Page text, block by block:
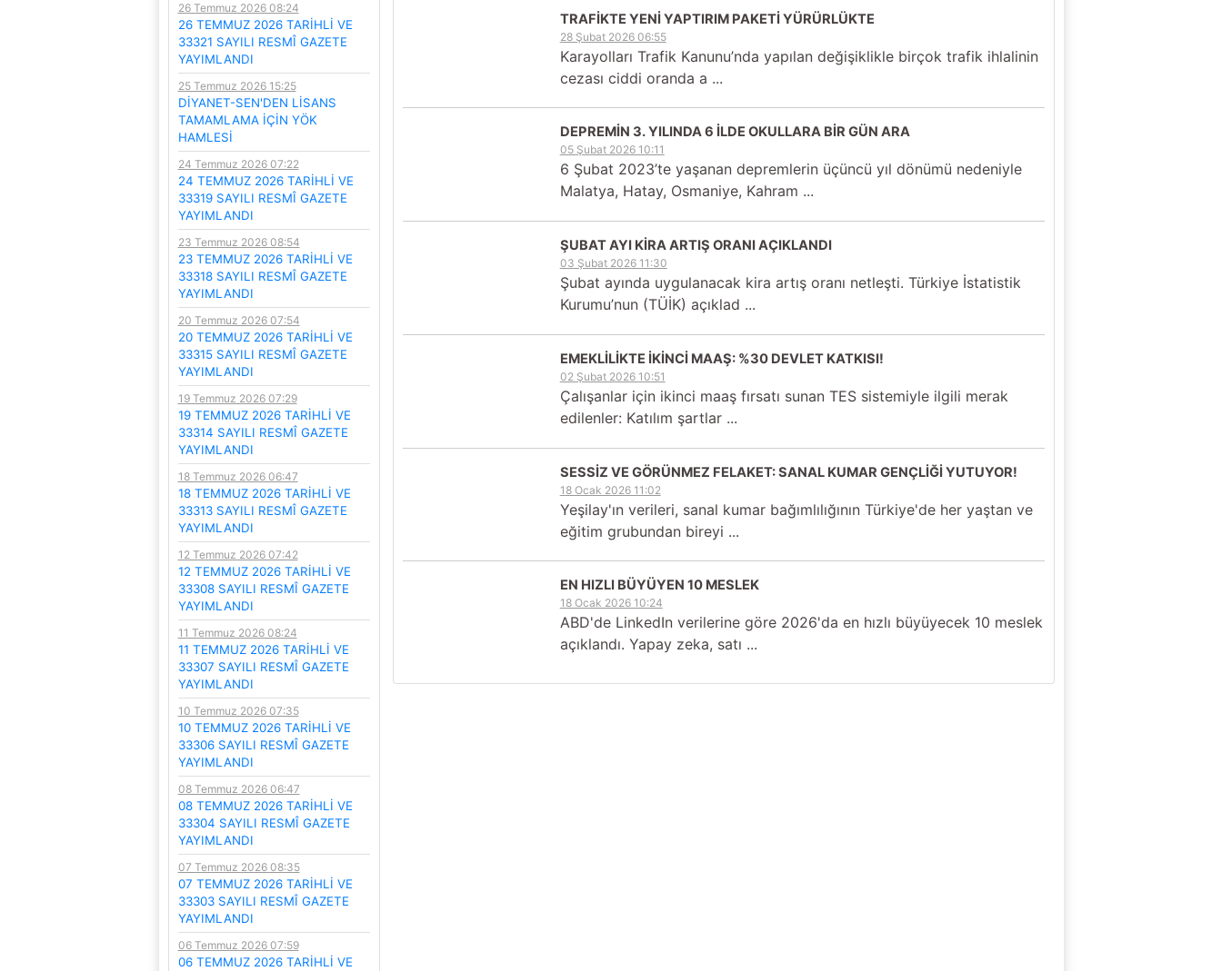
26 Temmuz 2026 08:24
26 TEMMUZ 2026 TARİHLİ VE
33321 SAYILI RESMÎ GAZETE
YAYIMLANDI
25 Temmuz 2026 15:25
DİYANET-SEN'DEN LİSANS
TAMAMLAMA İÇİN YÖK
HAMLESİ
24 Temmuz 2026 07:22
24 TEMMUZ 2026 TARİHLİ VE
33319 SAYILI RESMÎ GAZETE
YAYIMLANDI
23 Temmuz 2026 08:54
23 TEMMUZ 2026 TARİHLİ VE
33318 SAYILI RESMÎ GAZETE
YAYIMLANDI
20 Temmuz 2026 07:54
20 TEMMUZ 2026 TARİHLİ VE
33315 SAYILI RESMÎ GAZETE
YAYIMLANDI
19 Temmuz 2026 07:29
19 TEMMUZ 2026 TARİHLİ VE
33314 SAYILI RESMÎ GAZETE
YAYIMLANDI
18 Temmuz 2026 06:47
18 TEMMUZ 2026 TARİHLİ VE
33313 SAYILI RESMÎ GAZETE
YAYIMLANDI
12 Temmuz 2026 07:42
12 TEMMUZ 2026 TARİHLİ VE
33308 SAYILI RESMÎ GAZETE
YAYIMLANDI
11 Temmuz 2026 08:24
11 TEMMUZ 2026 TARİHLİ VE
33307 SAYILI RESMÎ GAZETE
YAYIMLANDI
10 Temmuz 2026 07:35
10 TEMMUZ 2026 TARİHLİ VE
33306 SAYILI RESMÎ GAZETE
YAYIMLANDI
08 Temmuz 2026 06:47
08 TEMMUZ 2026 TARİHLİ VE
33304 SAYILI RESMÎ GAZETE
YAYIMLANDI
07 Temmuz 2026 08:35
07 TEMMUZ 2026 TARİHLİ VE
33303 SAYILI RESMÎ GAZETE
YAYIMLANDI
06 Temmuz 2026 07:59
06 TEMMUZ 2026 TARİHLİ VE
TRAFİKTE YENİ YAPTIRIM PAKETİ YÜRÜRLÜKTE
28 Şubat 2026 06:55
Karayolları Trafik Kanunu’nda yapılan değişiklikle birçok trafik ihlalinin
cezası ciddi oranda a ...
DEPREMİN 3. YILINDA 6 İLDE OKULLARA BİR GÜN ARA
05 Şubat 2026 10:11
6 Şubat 2023’te yaşanan depremlerin üçüncü yıl dönümü nedeniyle
Malatya, Hatay, Osmaniye, Kahram ...
ŞUBAT AYI KİRA ARTIŞ ORANI AÇIKLANDI
03 Şubat 2026 11:30
Şubat ayında uygulanacak kira artış oranı netleşti. Türkiye İstatistik
Kurumu’nun (TÜİK) açıklad ...
EMEKLİLİKTE İKİNCİ MAAŞ: %30 DEVLET KATKISI!
02 Şubat 2026 10:51
Çalışanlar için ikinci maaş fırsatı sunan TES sistemiyle ilgili merak
edilenler: Katılım şartlar ...
SESSİZ VE GÖRÜNMEZ FELAKET: SANAL KUMAR GENÇLİĞİ YUTUYOR!
18 Ocak 2026 11:02
Yeşilay'ın verileri, sanal kumar bağımlılığının Türkiye'de her yaştan ve
eğitim grubundan bireyi ...
EN HIZLI BÜYÜYEN 10 MESLEK
18 Ocak 2026 10:24
ABD'de LinkedIn verilerine göre 2026'da en hızlı büyüyecek 10 meslek
açıklandı. Yapay zeka, satı ...